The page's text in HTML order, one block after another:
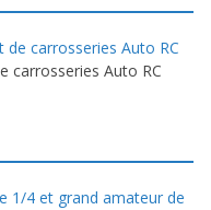
carrosseries Auto RC